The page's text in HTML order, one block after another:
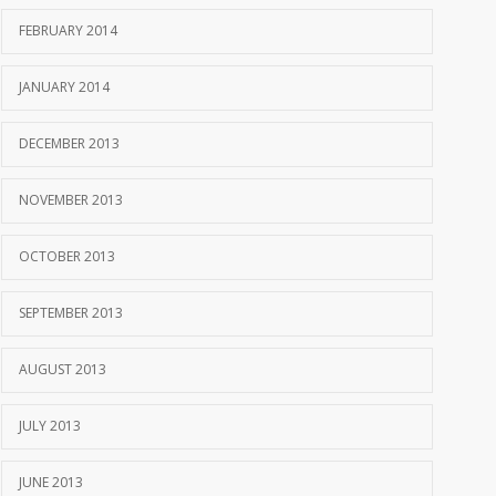
FEBRUARY 2014
JANUARY 2014
DECEMBER 2013
NOVEMBER 2013
OCTOBER 2013
SEPTEMBER 2013
AUGUST 2013
JULY 2013
JUNE 2013